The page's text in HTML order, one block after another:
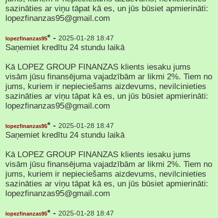
sazināties ar viņu tāpat kā es, un jūs būsiet apmierināti:
lopezfinanzas95@gmail.com
lopezfinanzas95* - 2025-01-28 18:47
Saņemiet kredītu 24 stundu laikā
Kā LOPEZ GROUP FINANZAS klients iesaku jums
visām jūsu finansējuma vajadzībām ar likmi 2%. Tiem no
jums, kuriem ir nepieciešams aizdevums, nevilcinieties
sazināties ar viņu tāpat kā es, un jūs būsiet apmierināti:
lopezfinanzas95@gmail.com
lopezfinanzas95* - 2025-01-28 18:47
Saņemiet kredītu 24 stundu laikā
Kā LOPEZ GROUP FINANZAS klients iesaku jums
visām jūsu finansējuma vajadzībām ar likmi 2%. Tiem no
jums, kuriem ir nepieciešams aizdevums, nevilcinieties
sazināties ar viņu tāpat kā es, un jūs būsiet apmierināti:
lopezfinanzas95@gmail.com
lopezfinanzas95* - 2025-01-28 18:47